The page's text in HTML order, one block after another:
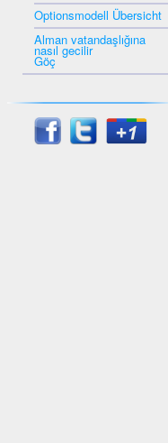
Optionsmodell Übersicht
Alman vatandaşlığına
nasıl gecilir
Göç